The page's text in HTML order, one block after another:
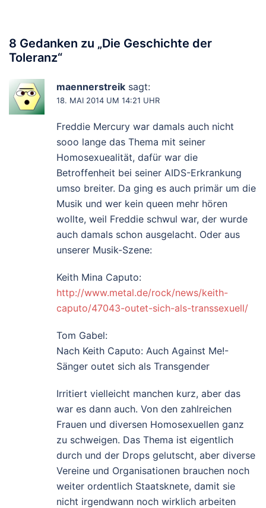
8 Gedanken zu „Die Geschichte der
Toleranz“
maennerstreik sagt:
18. MAI 2014 UM 14:21 UHR
Freddie Mercury war damals auch nicht
sooo lange das Thema mit seiner
Homosexuealität, dafür war die
Betroffenheit bei seiner AIDS-Erkrankung
umso breiter. Da ging es auch primär um die
Musik und wer kein queen mehr hören
wollte, weil Freddie schwul war, der wurde
auch damals schon ausgelacht. Oder aus
unserer Musik-Szene:
Keith Mina Caputo:
http://www.metal.de/rock/news/keith-
caputo/47043-outet-sich-als-transsexuell/
Tom Gabel:
Nach Keith Caputo: Auch Against Me!-
Sänger outet sich als Transgender
Irritiert vielleicht manchen kurz, aber das
war es dann auch. Von den zahlreichen
Frauen und diversen Homosexuellen ganz
zu schweigen. Das Thema ist eigentlich
durch und der Drops gelutscht, aber diverse
Vereine und Organisationen brauchen noch
weiter ordentlich Staatsknete, damit sie
nicht irgendwann noch wirklich arbeiten